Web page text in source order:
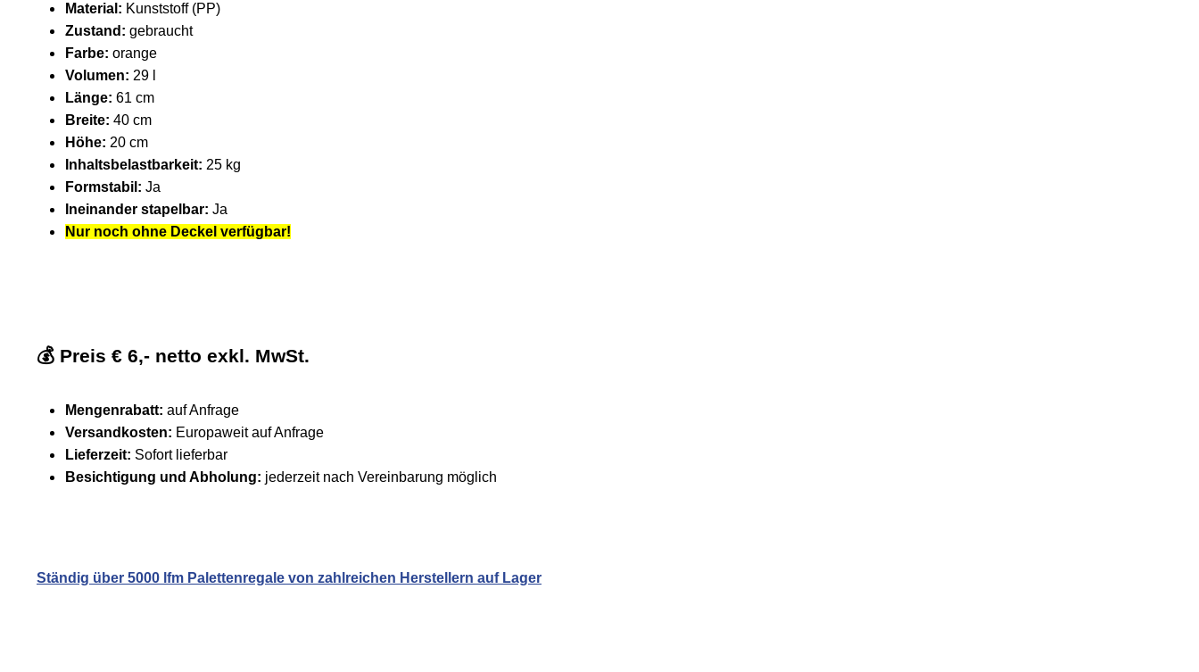
Material: Kunststoff (PP)
Zustand: gebraucht
Farbe: orange
Volumen: 29 l
Länge: 61 cm
Breite: 40 cm
Höhe: 20 cm
Inhaltsbelastbarkeit: 25 kg
Formstabil: Ja
Ineinander stapelbar: Ja
Nur noch ohne Deckel verfügbar!
💰 Preis € 6,- netto exkl. MwSt.
Mengenrabatt: auf Anfrage
Versandkosten: Europaweit auf Anfrage
Lieferzeit: Sofort lieferbar
Besichtigung und Abholung: jederzeit nach Vereinbarung möglich
Ständig über 5000 lfm Palettenregale von zahlreichen Herstellern auf Lager